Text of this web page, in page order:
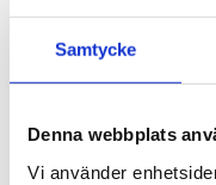
Samtycke
Denna webbplats
Vi använder
Contact